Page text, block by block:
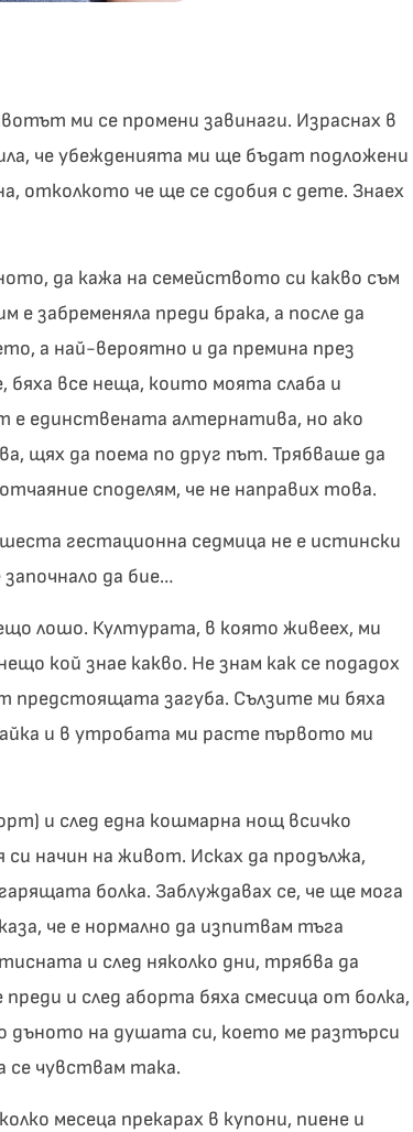
ми се промени завинаги. Израснах в
че убежденията ми ще бъдат подложени
отколкото че ще се сдобия с дете. Знаех
да кажа на семейството си какво съм
е забременяла преди брака, а после да
а най-вероятно и да премина през
все неща, които моята слаба и
е единствената алтернатива, но ако
щях да поема по друг път. Трябваше да
споделям, че не направих това.
гестационна седмица не е истински
да бие…
лошо. Културата, в която живеех, ми
кой знае какво. Не знам как се подадох
загуба. Сълзите ми бяха
и в утробата ми расте първото ми
и след една кошмарна нощ всичко
си начин на живот. Исках да продължа,
болка. Заблуждавах се, че ще мога
че е нормално да изпитвам тъга
и след няколко дни, трябва да
и след аборта бяха смесица от болка,
дъното на душата си, което ме разтърси
се чувствам така.
месеца прекарах в купони, пиене и